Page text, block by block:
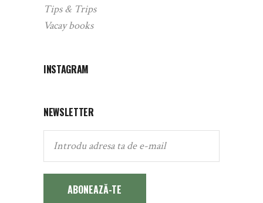
Tips & Trips
Vacay books
INSTAGRAM
NEWSLETTER
ABONEAZĂ-TE